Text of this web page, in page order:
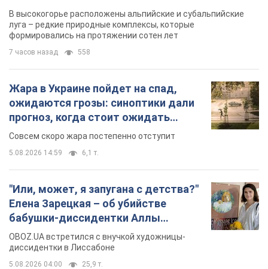
В высокогорье расположены альпийские и субальпийские
луга – редкие природные комплексы, которые
формировались на протяжении сотен лет
7 часов назад 558
Жара в Украине пойдет на спад,
ожидаются грозы: синоптики дали
прогноз, когда стоит ожидать
изменения погоды
Совсем скоро жара постепенно отступит
5.08.2026 14:59 6,1 т.
"Или, может, я запугана с детства?"
Елена Зарецкая – об убийстве
бабушки-диссидентки Аллы
Горской, критике сына Стуса и
бегстве в Португалию с пятью
детьми
OBOZ.UA встретился с внучкой художницы-
диссидентки в Лиссабоне
5.08.2026 04:00 25,9 т.